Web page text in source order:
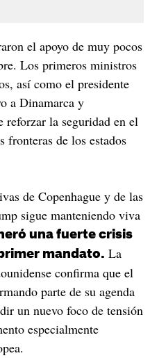
el apoyo de muy pocos
Los primeros ministros
así como el presidente
a Dinamarca y
reforzar la seguridad en el
de los estados
de Copenhague y de las
sigue manteniendo viva
una fuerte crisis
mandato. La
confirma que el
parte de su agenda
un nuevo foco de tensión
especialmente